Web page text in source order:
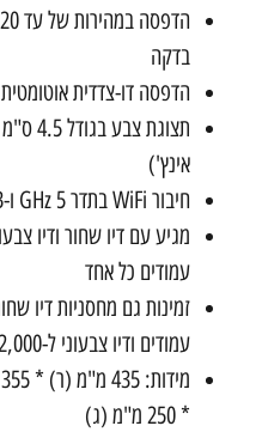
בדקה
הדפסה דו-צדדית אוטומטית
אינץ')
חיבור WiFi בתדר 5 GHz ו-USB
עמודים כל אחד
עמודים ודיו צבעוני ל-2,000 עמודים
* 250 מ"מ (ג)